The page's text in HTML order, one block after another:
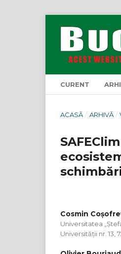
CURENT
ACASĂ / ARHIVĂ /
Cosmin
Universitatea
Universității nr. 13,